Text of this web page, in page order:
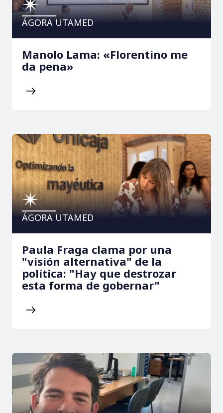
ÁGORA UTAMED
Manolo Lama: «Florentino me
da pena»
ÁGORA UTAMED
Paula Fraga clama por una
"visión alternativa" de la
política: "Hay que destrozar
esta forma de gobernar"